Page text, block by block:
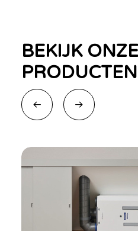
BEKIJK
PRODUCTEN